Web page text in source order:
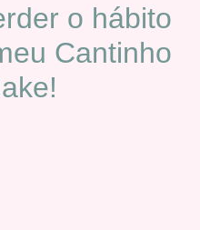
o hábito
Cantinho